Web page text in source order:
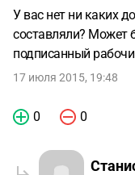
У вас нет ни каких
составляли? Может
подписанный
17 июля 2015, 19:48
0 0